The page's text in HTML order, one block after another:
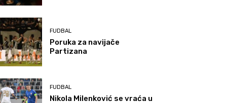
FUDBAL
Poruka za navijače
Partizana
FUDBAL
Nikola Milenković se vraća u